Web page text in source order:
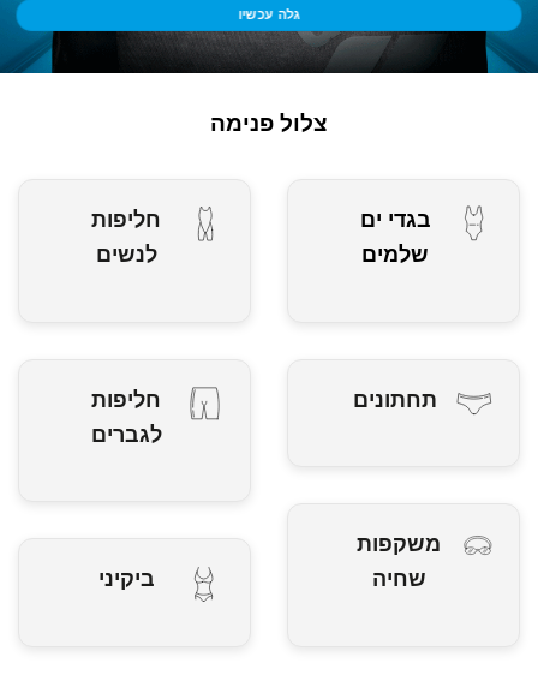
גלה עכשיו
צלול פנימה
בגדי ים
שלמים
תחתונים
משקפות
שחיה
חליפות
לנשים
חליפות
לגברים
ביקיני